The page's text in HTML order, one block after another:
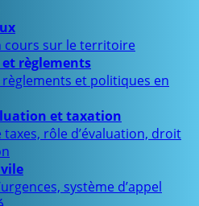
cours sur le territoire
règlements
et politiques en
et taxation
taxes, rôle d’évaluation, droit
système d’appel